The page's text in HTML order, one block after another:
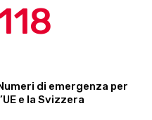
di emergenza per
e la Svizzera